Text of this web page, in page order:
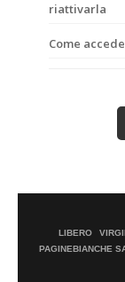
riattivarla
Come
LIBERO
PAGINEBIANCHE